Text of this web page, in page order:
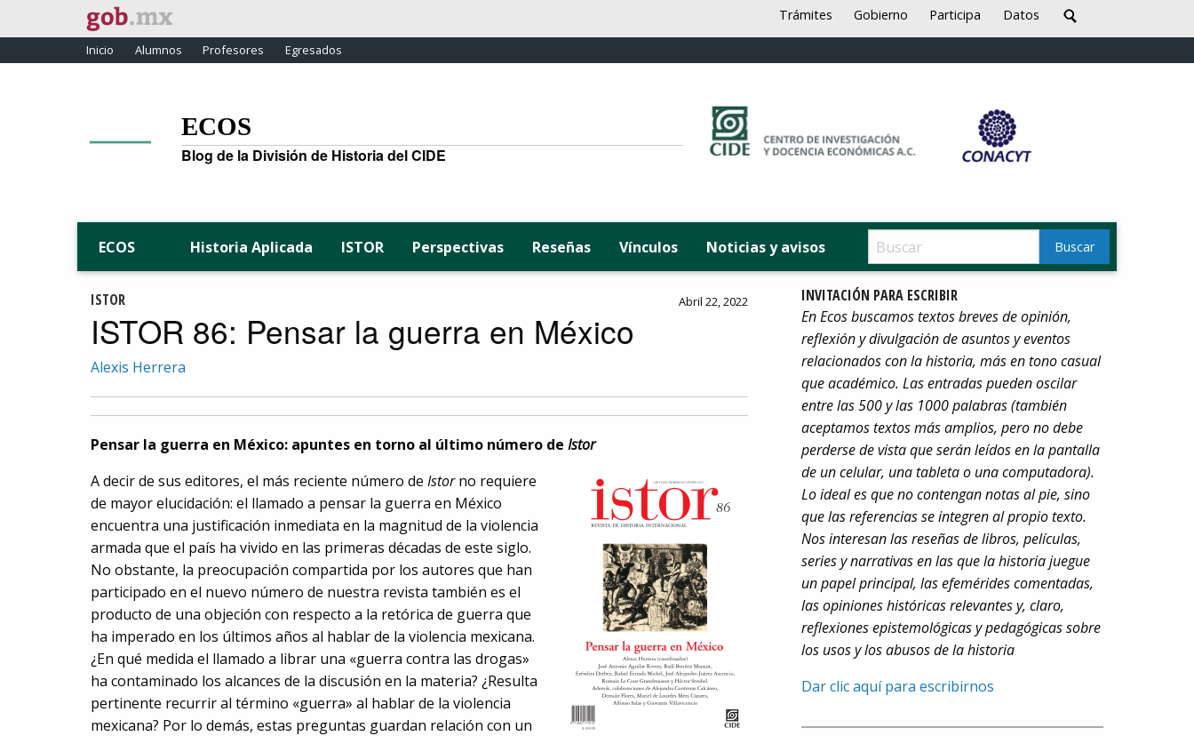
Trámites Gobierno Participa Datos
Inicio Alumnos Profesores Egresados
ECOS
Blog de la División de Historia del CIDE
ECOS Historia Aplicada ISTOR Perspectivas Reseñas Vínculos Noticias y avisos
Abril 22, 2022
ISTOR
ISTOR 86: Pensar la guerra en México
Alexis Herrera
Pensar la guerra en México: apuntes en torno al último número de Istor
A decir de sus editores, el más reciente número de Istorno requiere
de mayor elucidación: el llamado a pensar la guerra en México
encuentra una justificación inmediata en la magnitud de la violencia
armada que el país ha vivido en las primeras décadas de este siglo.
No obstante, la preocupación compartida por los autores que han
participado en el nuevo número de nuestra revista también es el
producto de una objeción con respecto a la retórica de guerra que
ha imperado en los últimos años al hablar de la violencia mexicana.
¿En qué medida el llamado a librar una «guerra contra las drogas»
ha contaminado los alcances de la discusión en la materia? ¿Resulta
pertinente recurrir al término «guerra» al hablar de la violencia
mexicana? Por lo demás, estas preguntas guardan relación con un
INVITACIÓN PARA ESCRIBIR
En Ecos buscamos textos breves de opinión,
reflexión y divulgación de asuntos y eventos
relacionados con la historia, más en tono casual
que académico. Las entradas pueden oscilar
entre las 500 y las 1000 palabras (también
aceptamos textos más amplios, pero no debe
perderse de vista que serán leídos en la pantalla
de un celular, una tableta o una computadora).
Lo ideal es que no contengan notas al pie, sino
que las referencias se integren al propio texto.
Nos interesan las reseñas de libros, películas,
series y narrativas en las que la historia juegue
un papel principal, las efemérides comentadas,
las opiniones históricas relevantes y, claro,
reflexiones epistemológicas y pedagógicas sobre
los usos y los abusos de la historia
Dar clic aquí para escribirnos